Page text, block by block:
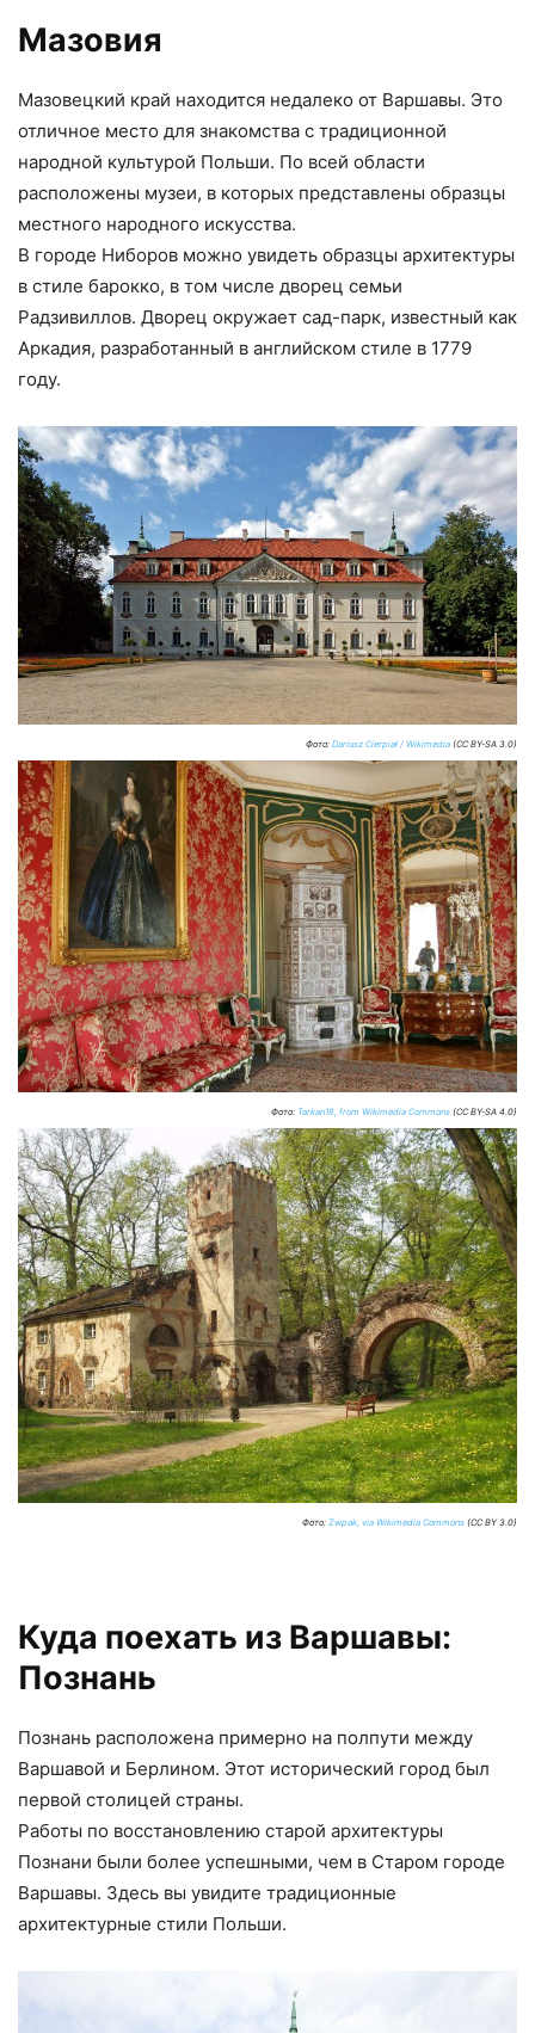
Мазовия
Мазовецкий край находится недалеко от Варшавы. Это
отличное место для знакомства с традиционной
народной культурой Польши. По всей области
расположены музеи, в которых представлены образцы
местного народного искусства.
В городе Ниборов можно увидеть образцы архитектуры
в стиле барокко, в том числе дворец семьи
Радзивиллов. Дворец окружает сад-парк, известный как
Аркадия, разработанный в английском стиле в 1779
году.
Фото: Dariusz Cierpiał / Wikimedia (CC BY-SA 3.0)
Фото: Tarkan18, from Wikimedia Commons (CC BY-SA 4.0)
Фото: Zwpak, via Wikimedia Commons (CC BY 3.0)
Куда поехать из Варшавы:
Познань
Познань расположена примерно на полпути между
Варшавой и Берлином. Этот исторический город был
первой столицей страны.
Работы по восстановлению старой архитектуры
Познани были более успешными, чем в Старом городе
Варшавы. Здесь вы увидите традиционные
архитектурные стили Польши.